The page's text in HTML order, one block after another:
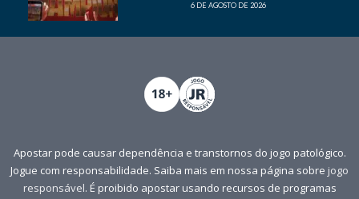
6 DE AGOSTO DE 2026
Apostar pode causar dependência e transtornos do jogo patológico.
Jogue com responsabilidade. Saiba mais em nossa página sobre jogo
responsável. É proibido apostar usando recursos de programas